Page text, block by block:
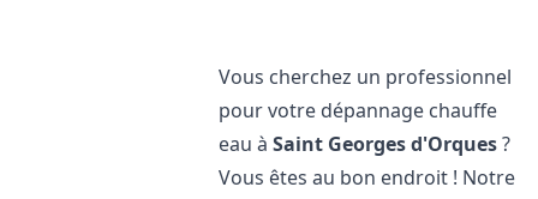
Vous cherchez un professionnel
pour votre dépannage chauffe
eau àSaint Georges d'Orques?
Vous êtes au bon endroit ! Notre